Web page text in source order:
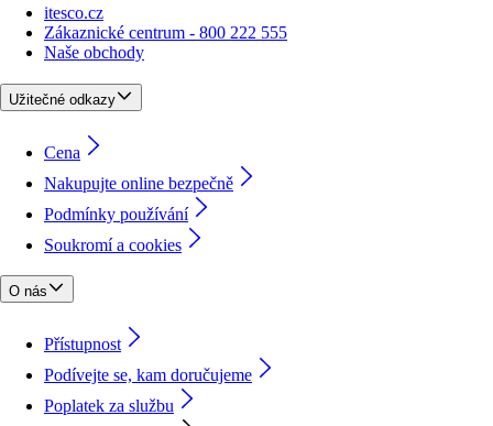
itesco.cz
Zákaznické centrum - 800 222 555
Naše obchody
Užitečné odkazy
Cena
Nakupujte online bezpečně
Podmínky používání
Soukromí a cookies
O nás
Přístupnost
Podívejte se, kam doručujeme
Poplatek za službu